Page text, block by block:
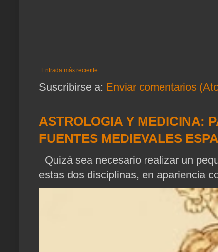
Entrada más reciente
Suscribirse a: Enviar comentarios
ASTROLOGIA Y MEDICINA:
FUENTES MEDIEVALES
Quizá sea necesario realizar un
estas dos disciplinas, en apariencia